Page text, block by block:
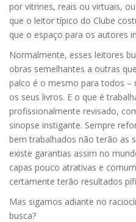
por vitrines, reais ou virtuais,
que o leitor típico do Clube
que o espaço para os autores
Normalmente, esses leitores
obras semelhantes a outras
palco é o mesmo para todos –
os seus livros. E o que é
profissionalmente revisado,
sinopse instigante. Sempre
bem trabalhados não terão as
existe garantias assim no
capas pouco atrativas e
certamente terão resultados
Mas sigamos adiante no
busca?